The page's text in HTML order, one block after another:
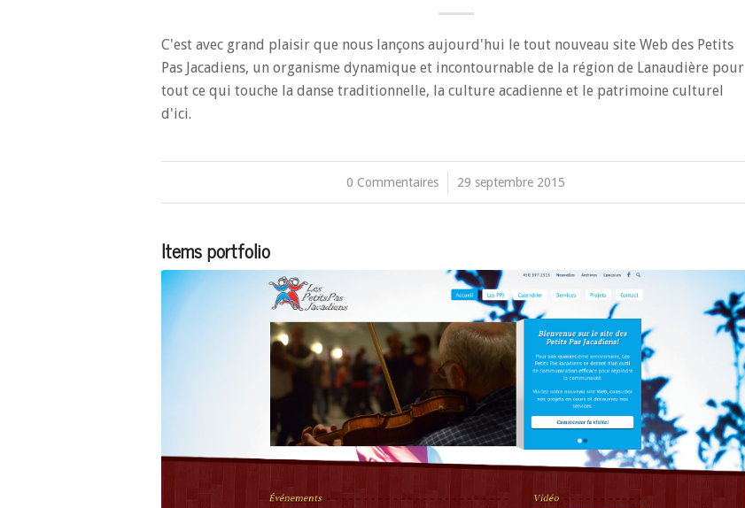
C'est avec grand plaisir que nous lançons aujourd'hui le tout nouveau site Web des Petits
Pas Jacadiens, un organisme dynamique et incontournable de la région de Lanaudière pour
tout ce qui touche la danse traditionnelle, la culture acadienne et le patrimoine culturel
d'ici.
0 Commentaires
/ 29 septembre 2015
Items portfolio